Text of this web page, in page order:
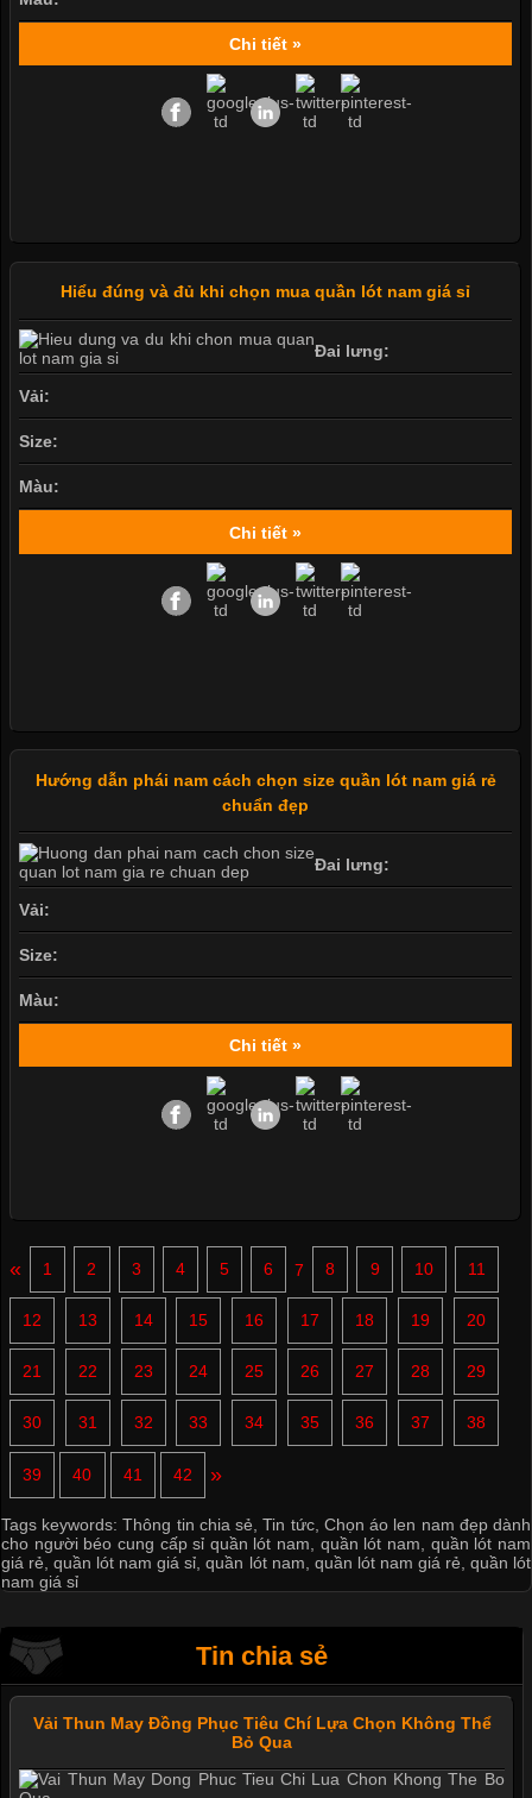
Chi tiết »
Hiểu đúng và đủ khi chọn mua quần lót nam giá sỉ
Đai lưng:
Vải:
Size:
Màu:
Chi tiết »
Hướng dẫn phái nam cách chọn size quần lót nam giá rẻ
chuẩn đẹp
Đai lưng:
Vải:
Size:
Màu:
Chi tiết »
« 1 2 3 4 5 6 7 8 9 10 11
12 13 14 15 16 17 18 19 20
21 22 23 24 25 26 27 28 29
30 31 32 33 34 35 36 37 38
39 40 41 42 »
Tags keywords:Thông tin chia sẻ ,Tin tức, Chọn áo len nam đẹp dành
cho người béo cung cấp sỉ quần lót nam
quần lót nam
quần lót nam
giá rẻ ,quần lót nam giá sỉ ,quần lót nam quần lót nam giá rẻ quần lót
nam giá sỉ
Tin chia sẻ
Vải Thun May Đồng Phục Tiêu Chí Lựa Chọn Không Thể
Bỏ Qua